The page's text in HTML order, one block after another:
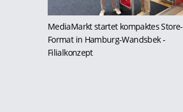
MediaMarkt startet kompaktes Store-
Format in Hamburg-Wandsbek-
Filialkonzept